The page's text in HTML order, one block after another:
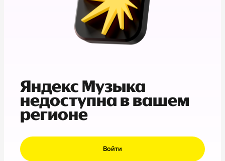
Яндекс Музыка
недоступна в вашем
регионе
Войти